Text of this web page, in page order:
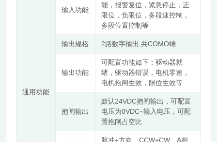
通用功能
输入功能
能，报警复位，紧急停止，正
限位，负限位，多段速控制，
多段位置控制等
输出规格 2路数字输出 ,共COMO端
输出功能
可配置功能如下：驱动器就
绪，驱动器错误，电机零速，
电机抱闸生效，限位生效等
抱闸输出
默认 24VDC抱闸输出，可配置
电压为0VDC~输入电压，可配
置抱闸占空比
脉冲+方向、CCW+CW 、A相